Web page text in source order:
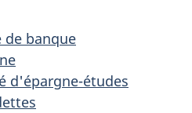
banque
d'épargne-études